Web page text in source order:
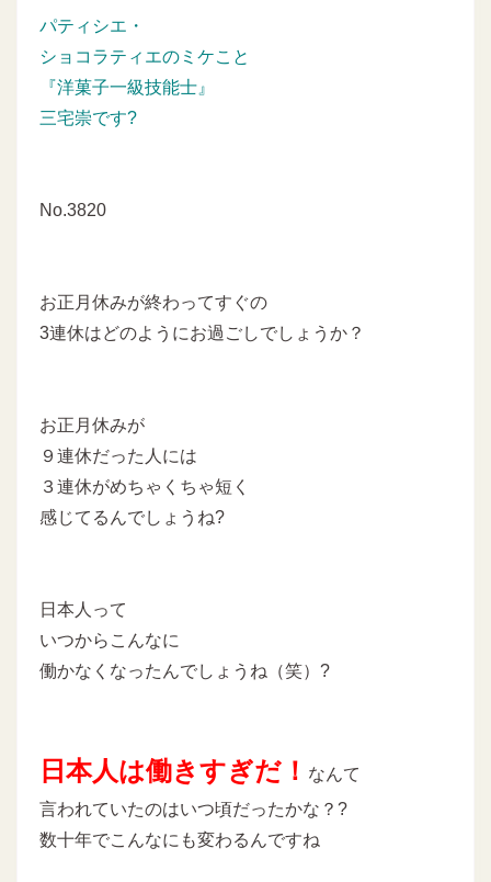
パティシエ・
ショコラティエのミケこと
『洋菓子一級技能士』
三宅崇です?
No.3820
お正月休みが終わってすぐの
3連休はどのようにお過ごしでしょうか？
お正月休みが
９連休だった人には
３連休がめちゃくちゃ短く
感じてるんでしょうね?
日本人って
いつからこんなに
働かなくなったんでしょうね（笑）?
日本人は働きすぎだ！ なんて
言われていたのはいつ頃だったかな？?
数十年でこんなにも変わるんですね